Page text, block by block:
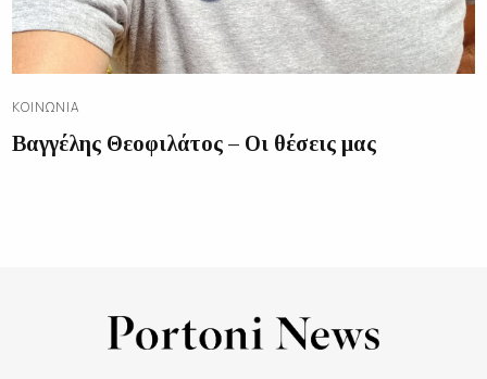
ΚΟΙΝΩΝΊΑ
Βαγγέλης Θεοφιλάτος – Οι θέσεις μας